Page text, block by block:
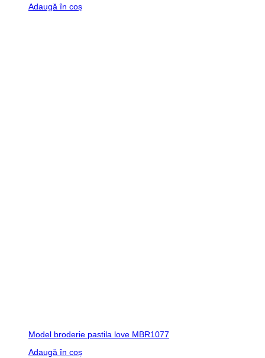
Adaugă în coș
Model broderie pastila love MBR1077
Adaugă în coș